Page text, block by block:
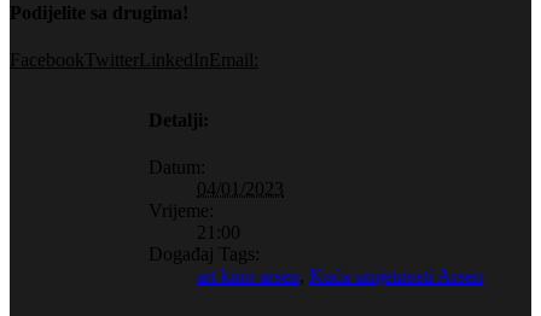
Podijelite sa drugima!
Facebook TwitterLinkedInEmail:
Detalji:
Datum:
04/01/2023
Vrijeme:
21:00
Događaj Tags:
art kino arsen, Kuća umjetnosti Arsen